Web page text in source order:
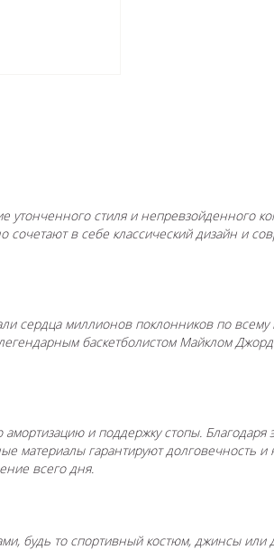
стиля и непревзойденного
в себе классический дизайн и
сердца миллионов поклонников по всему
баскетболистом Майклом
и поддержку стопы.
материалы гарантируют долговечность и
всего дня.
будь то спортивный костюм, джинсы